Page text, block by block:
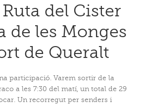
del Cister
de les Monges
de Queralt
participació. Varem sortir de la
a les 7:30 del matí, un total de 29
Un recorregut per senders i